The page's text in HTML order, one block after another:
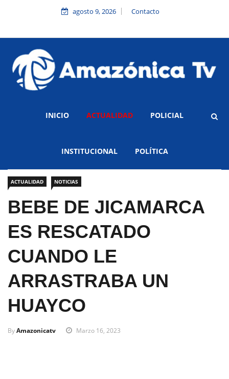
agosto 9, 2026 Contacto
INICIO ACTUALIDAD POLICIAL
INSTITUCIONAL POLÍTICA
ACTUALIDAD NOTICIAS
BEBE DE JICAMARCA
ES RESCATADO
CUANDO LE
ARRASTRABA UN
HUAYCO
ByAmazonicatv Marzo 16, 2023